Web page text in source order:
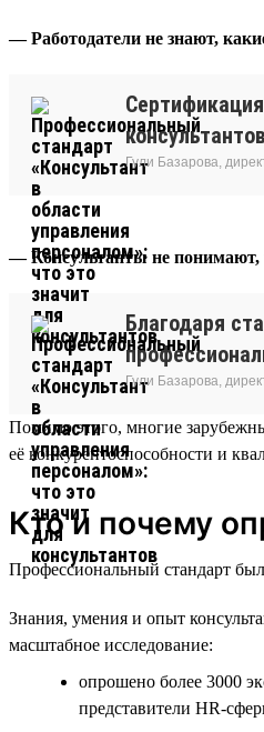
— Работодатели не знают,
Гули Базарова,
— Консультанты не понимают,
Благодаря
Гули Базарова,
Помимо этого, многие
её конкурентоспособности и
Кто и почему
Профессиональный стандарт
Знания, умения и опыт
масштабное исследование:
опрошено более 3000
представители HR-